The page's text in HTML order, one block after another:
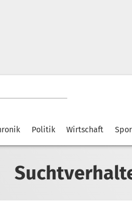
Politik Wirtschaft